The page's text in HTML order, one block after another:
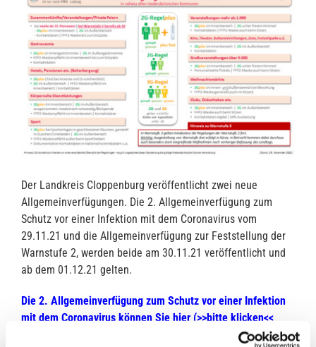
Bild
Der Landkreis Cloppenburg veröffentlicht zwei neue
Allgemeinverfügungen. Die 2. Allgemeinverfügung zum
Schutz vor einer Infektion mit dem Coronavirus vom
29.11.21 und die Allgemeinverfügung zur Feststellung der
Warnstufe 2, werden beide am 30.11.21 veröffentlicht und
ab dem 01.12.21 gelten.
Die 2. Allgemeinverfügung zum Schutz vor einer Infektion
mit dem Coronavirus können Sie hier (>>bitte klicken<<